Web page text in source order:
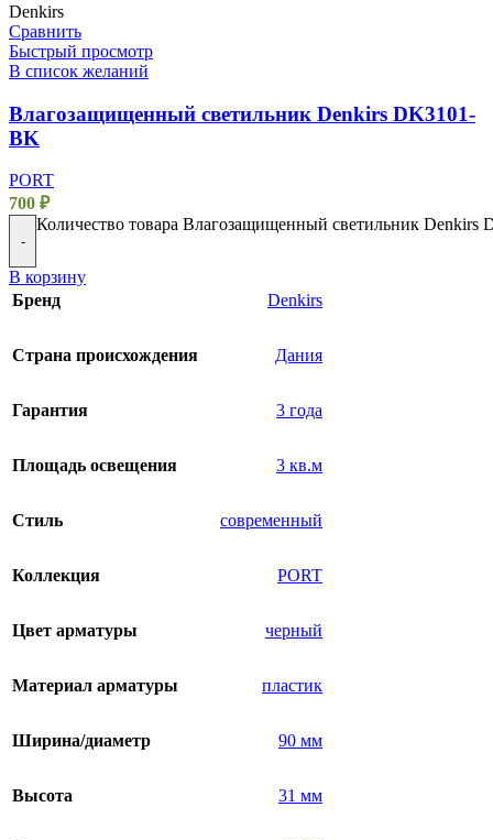
Denkirs
Сравнить
Быстрый просмотр
В список желаний
Влагозащищенный светильник Denkirs DK3101-
BK
PORT
700 ₽
-
Количество товара Влагозащищенный светильник Denkirs
В корзину
Бренд
Denkirs
Страна происхождения Дания
Гарантия 3 года
Площадь освещения 3 кв.м
Стиль современный
Коллекция PORT
Цвет арматуры черный
Материал арматуры пластик
Ширина/диаметр 90 мм
Высота 31 мм